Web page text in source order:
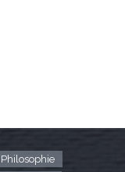
Philosophie